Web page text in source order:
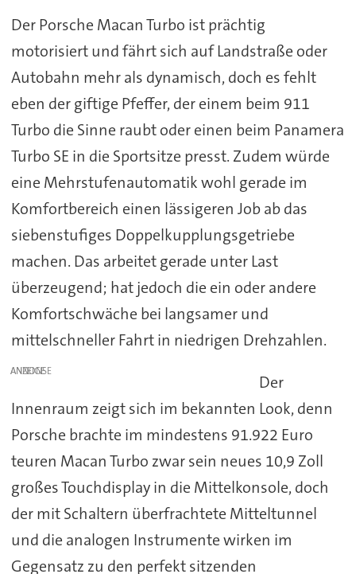
Der Porsche Macan Turbo ist prächtig
motorisiert und fährt sich auf Landstraße oder
Autobahn mehr als dynamisch, doch es fehlt
eben der giftige Pfeffer, der einem beim 911
Turbo die Sinne raubt oder einen beim Panamera
Turbo SE in die Sportsitze presst. Zudem würde
eine Mehrstufenautomatik wohl gerade im
Komfortbereich einen lässigeren Job ab das
siebenstufiges Doppelkupplungsgetriebe
machen. Das arbeitet gerade unter Last
überzeugend; hat jedoch die ein oder andere
Komfortschwäche bei langsamer und
mittelschneller Fahrt in niedrigen Drehzahlen.
ANZEIGE
Der
Innenraum zeigt sich im bekannten Look, denn
Porsche brachte im mindestens 91.922 Euro
teuren Macan Turbo zwar sein neues 10,9 Zoll
großes Touchdisplay in die Mittelkonsole, doch
der mit Schaltern überfrachtete Mitteltunnel
und die analogen Instrumente wirken im
Gegensatz zu den perfekt sitzenden